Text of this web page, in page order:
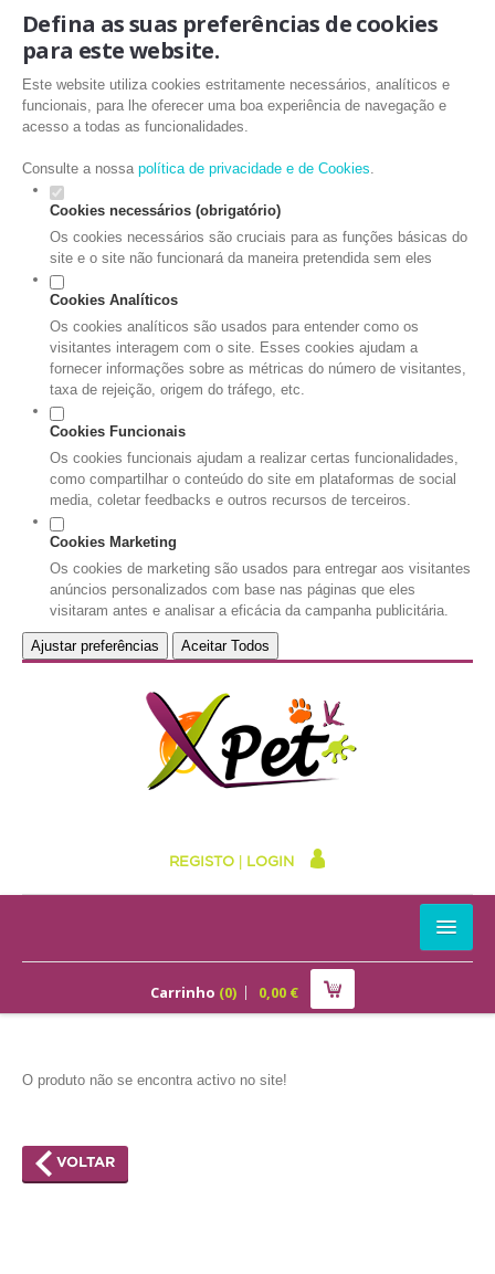
Defina as suas preferências de cookies
para este website.
Este website utiliza cookies estritamente necessários, analíticos e
funcionais, para lhe oferecer uma boa experiência de navegação e
acesso a todas as funcionalidades.
Consulte a nossa política de privacidade e de Cookies.
Cookies necessários (obrigatório)
Os cookies necessários são cruciais para as funções básicas do
site e o site não funcionará da maneira pretendida sem eles
Cookies Analíticos
Os cookies analíticos são usados para entender como os
visitantes interagem com o site. Esses cookies ajudam a
fornecer informações sobre as métricas do número de visitantes,
taxa de rejeição, origem do tráfego, etc.
Cookies Funcionais
Os cookies funcionais ajudam a realizar certas funcionalidades,
como compartilhar o conteúdo do site em plataformas de social
media, coletar feedbacks e outros recursos de terceiros.
Cookies Marketing
Os cookies de marketing são usados para entregar aos visitantes
anúncios personalizados com base nas páginas que eles
visitaram antes e analisar a eficácia da campanha publicitária.
Ajustar preferências Aceitar Todos
REGISTO LOGIN
ALIMENTAÇÃO
Júnior
Carrinho (0) 0,00€
O produto não se encontra activo no site!
VOLTAR